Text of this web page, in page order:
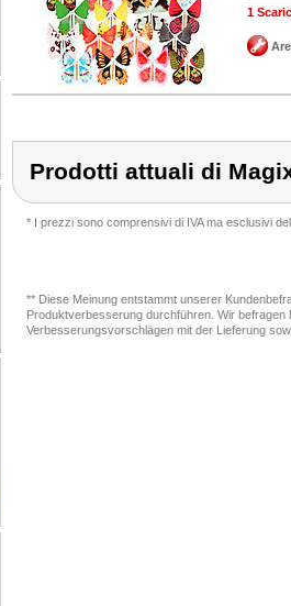
1
Prodotti attuali di
* I prezzi sono comprensivi di IVA ma esclusivi
** Diese Meinung entstammt unserer
Produktverbesserung durchführen. Wir
Verbesserungsvorschlägen mit der Lieferung